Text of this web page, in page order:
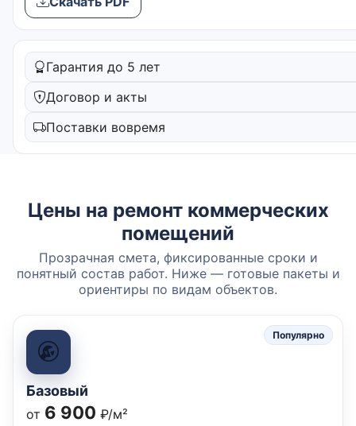
Гарантия до 5 лет
Договор и акты
Поставки вовремя
Цены на ремонт коммерческих
помещений
Прозрачная смета, фиксированные сроки и
понятный состав работ. Ниже — готовые пакеты и
ориентиры по видам объектов.
Популярно
Базовый
от 6 900 ₽/м²